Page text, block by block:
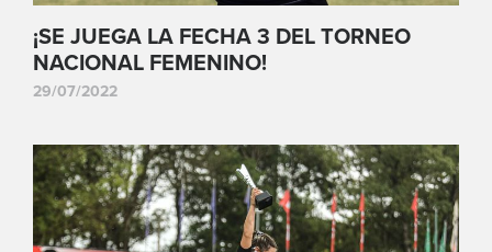
¡SE JUEGA LA FECHA 3 DEL TORNEO
NACIONAL FEMENINO!
29/07/2022